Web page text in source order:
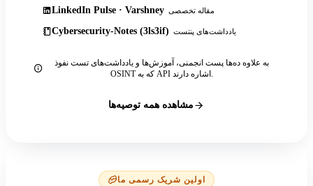
LinkedIn Pulse · Varshney مقاله تخصصی
Cybersecurity-Notes (3ls3if) یادداشت‌های پنتست
به علاوه ده‌ها پست انجمنی، آموزش‌ها و یادداشت‌های تست نفوذ
OSINT که به API اشاره دارند.
مشاهده همه توصیه‌ها
اولین شریک رسمی ما